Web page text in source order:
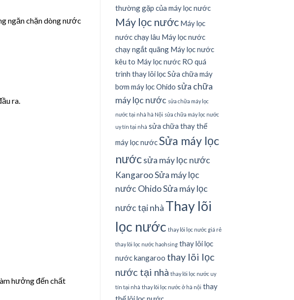
ngăn chặn dòng nước
ra.
hưởng đến chất
thường gặp của máy lọc nước
Máy lọc nước Máy lọc
nước chạy lâu Máy lọc nước
chạy ngắt quãng Máy lọc nước
kêu to Máy lọc nước RO quá
trình thay lõi lọcSửa chữa máy
bơm máy lọc Ohido sửa chữa
máy lọc nước sửa chữa máy lọc
nước tại nhà hà Nội sửa chữa máy lọc nước
uy tín tại nhà sửa chữa thay thế
máy lọc nướcSửa máy lọc
nước sửa máy lọc nước
KangarooSửa máy lọc
nước OhidoSửa máy lọc
nước tại nhà Thay lõi
lọc nước thay lõi lọc nước giá rẻ
thay lõi lọc nước haohsing thay lõi lọc
nước kangaroo thay lõi lọc
nước tại nhà thay lõi lọc nước uy
tín tại nhà thay lõi lọc nước ở hà nội thay